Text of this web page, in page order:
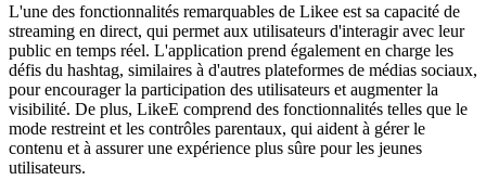
L'une des fonctionnalités remarquables de Likee est sa capacité de
streaming en direct, qui permet aux utilisateurs d'interagir avec leur
public en temps réel. L'application prend également en charge les
défis du hashtag, similaires à d'autres plateformes de médias sociaux,
pour encourager la participation des utilisateurs et augmenter la
visibilité. De plus, LikeE comprend des fonctionnalités telles que le
mode restreint et les contrôles parentaux, qui aident à gérer le
contenu et à assurer une expérience plus sûre pour les jeunes
utilisateurs.